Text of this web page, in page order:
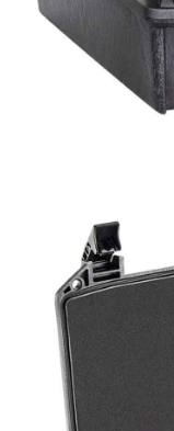
【「AFTEE先享後付」
１．於結帳方式選擇「
結帳頁面，進行簡訊認
２．訂單成立數日內，
３．收到繳費通知簡訊
ATM／網路銀行／等多
※ 請注意：結帳手續完
購買商品的店家。未經
是否繳費成功／繳費後
客戶支援中心」https://
【注意事項】
１．透過由恩沛科技股
易，需依本服務之必要
權轉讓予恩沛科技股份有
２．關於個人資料處理
https://aftee.tw/terms/
３．未成年的使用者請
「AFTEE先享後付」，
每筆NT$60，滿
萊爾富取貨付款
每筆NT$60，滿
每筆NT$60，滿
每筆NT$75，滿
付款後門市自取
免運費